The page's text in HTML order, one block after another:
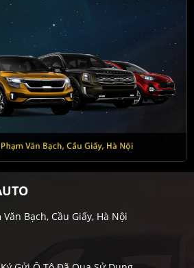
Bạch, Cầu Giấy, Hà Nội